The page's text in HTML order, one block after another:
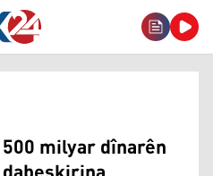
milyar dînarên